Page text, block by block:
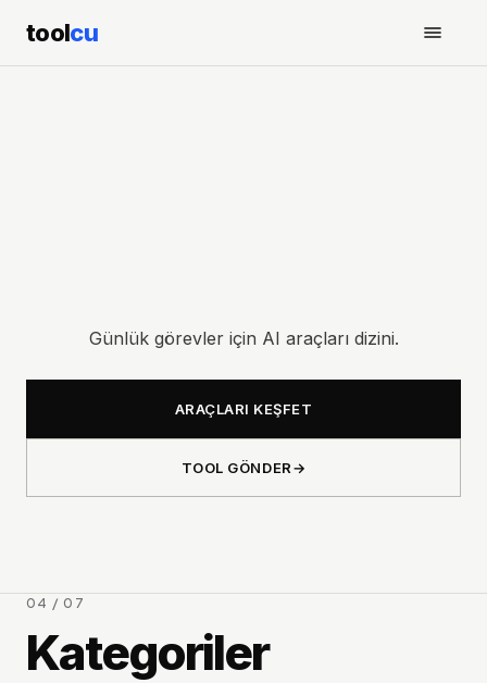
toolcu
Günlük görevler için AI araçları dizini.
ARAÇLARI KEŞFET
TOOL GÖNDER
04 / 07
Kategoriler